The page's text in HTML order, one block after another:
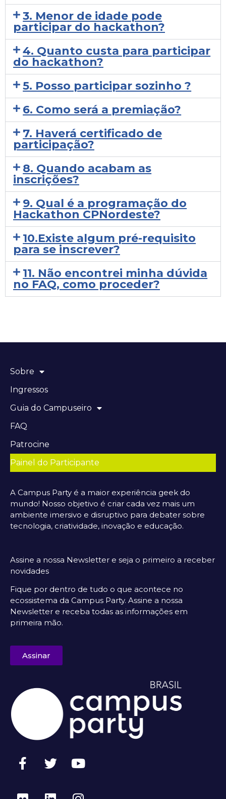
3. Menor de idade pode
participar do hackathon?
4. Quanto custa para participar
do hackathon?
5. Posso participar sozinho ?
6. Como será a premiação?
7. Haverá certificado de
participação?
8. Quando acabam as
inscrições?
9. Qual é a programação do
Hackathon CPNordeste?
10.Existe algum pré-requisito
para se inscrever?
11. Não encontrei minha dúvida
no FAQ, como proceder?
Sobre
Ingressos
Guia do Campuseiro
FAQ
Patrocine
Painel do Participante
A Campus Party é a maior experiência geek do
mundo! Nosso objetivo é criar cada vez mais um
ambiente imersivo e disruptivo para debater sobre
tecnologia, criatividade, inovação e educação.
Assine a nossa Newsletter e seja o primeiro a receber
novidades
Fique por dentro de tudo o que acontece no
ecossistema da Campus Party. Assine a nossa
Newsletter e receba todas as informações em
primeira mão.
Assinar